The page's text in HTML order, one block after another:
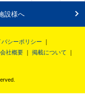
設様へ
バシーポリシー
会社概要
掲載について